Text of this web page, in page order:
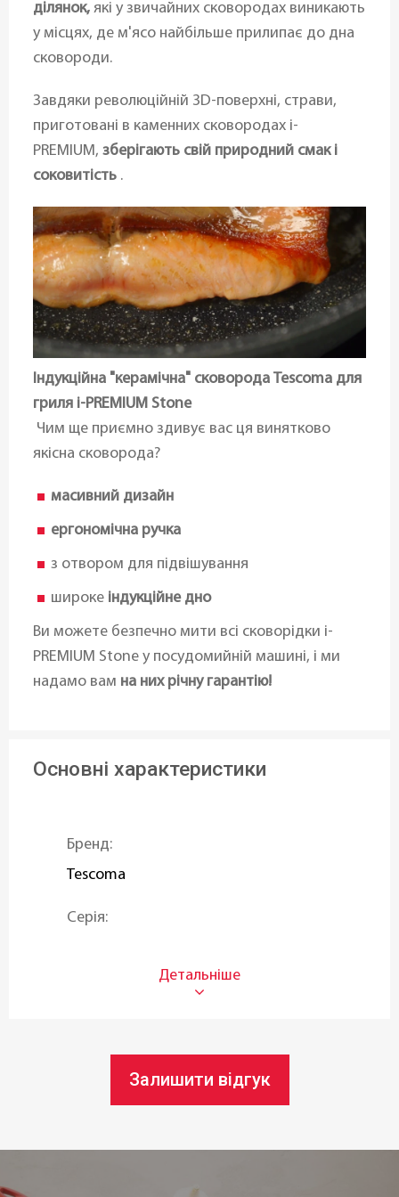
ділянок, які у звичайних сковородах виникають
у місцях, де м'ясо найбільше прилипає до дна
сковороди.
Завдяки революційній 3D-поверхні, страви,
приготовані в каменних сковородах i-
PREMIUM,зберігають свій природний смак і
соковитість .
Індукційна "керамічна" сковорода Tescoma для
гриля i-PREMIUM Stone
Чим ще приємно здивує вас ця винятково
якісна сковорода?
масивний дизайн
ергономічна ручка
з отвором для підвішування
широке індукційне дно
Ви можете безпечно мити всі сковорідки i-
PREMIUM Stone у посудомийній машині, і ми
надамо вам на них річну гарантію!
Основні характеристики
Бренд:
Tescoma
Серія:
Алюмінієвий сплав
Залишити відгук